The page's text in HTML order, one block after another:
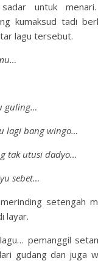
untuk
kumaksud tadi
lagu tersebut.
guling…
lagi bang wingo…
tak utusi dadyo…
sebet…
setengah
layar.
pemanggil
gudang dan juga